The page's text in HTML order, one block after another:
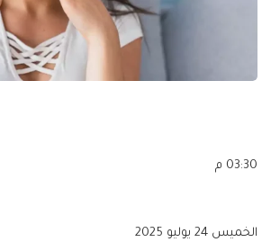
03:30 م
الخميس 24 يوليو 2025